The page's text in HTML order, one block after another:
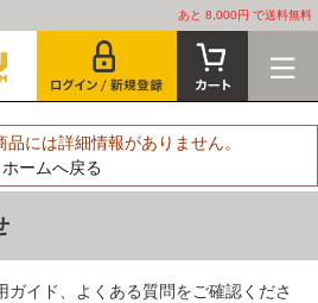
あと 8,000円 で送料無料
には詳細情報がありません。
ホームへ戻る
ガイド、よくある質問をご確認くださ